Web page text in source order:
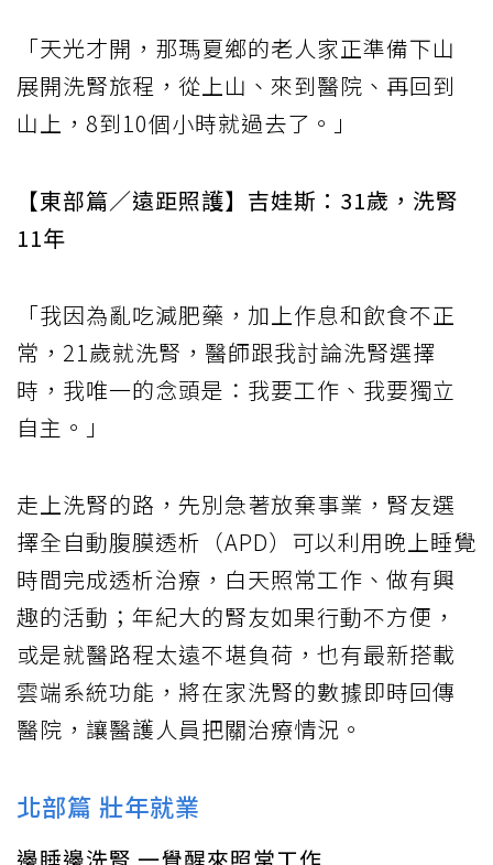
「天光才開，那瑪夏鄉的老人家正準備下山
展開洗腎旅程，從上山、來到醫院、再回到
山上，8到10個小時就過去了。」
【東部篇／遠距照護】吉娃斯：31歲，洗腎
11年
「我因為亂吃減肥藥，加上作息和飲食不正
常，21歲就洗腎，醫師跟我討論洗腎選擇
時，我唯一的念頭是：我要工作、我要獨立
自主。」
走上洗腎的路，先別急著放棄事業，腎友選
擇全自動腹膜透析（APD）可以利用晚上睡覺
時間完成透析治療，白天照常工作、做有興
趣的活動；年紀大的腎友如果行動不方便，
或是就醫路程太遠不堪負荷，也有最新搭載
雲端系統功能，將在家洗腎的數據即時回傳
醫院，讓醫護人員把關治療情況。
北部篇 壯年就業